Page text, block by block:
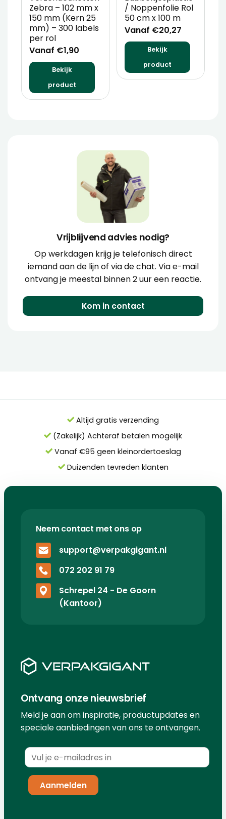
Zebra – 102 mm x
150 mm (Kern 25
mm) – 300 labels
per rol
Vanaf €1,90
Bekijk
product
/ Noppenfolie Rol
50 cm x 100 m
Vanaf €20,27
Bekijk
product
Vrijblijvend advies nodig?
Op werkdagen krijg je telefonisch direct
iemand aan de lijn of via de chat. Via e-mail
ontvang je meestal binnen 2 uur een reactie.
Kom in contact
Altijd gratis verzending
(Zakelijk) Achteraf betalen mogelijk
Vanaf €95 geen kleinordertoeslag
Duizenden tevreden klanten
Neem contact met ons op
support@verpakgigant.nl
072 202 91 79
Schrepel 24 - De Goorn
(Kantoor)
Ontvang onze nieuwsbrief
Meld je aan om inspiratie, productupdates en
speciale aanbiedingen van ons te ontvangen.